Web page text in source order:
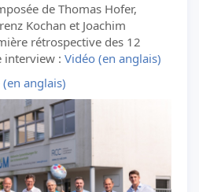
de Thomas Hofer,
Kochan et Joachim
rétrospective des 12
interview : Vidéo (en anglais)
anglais)